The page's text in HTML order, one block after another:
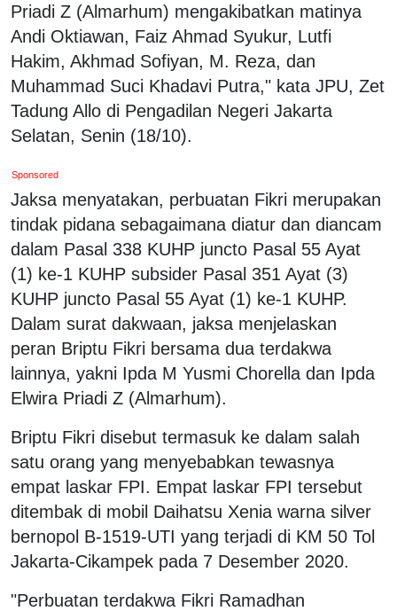
Priadi Z (Almarhum) mengakibatkan matinya
Andi Oktiawan, Faiz Ahmad Syukur, Lutfi
Hakim, Akhmad Sofiyan, M. Reza, dan
Muhammad Suci Khadavi Putra," kata JPU, Zet
Tadung Allo di Pengadilan Negeri Jakarta
Selatan, Senin (18/10).
Sponsored
Jaksa menyatakan, perbuatan Fikri merupakan
tindak pidana sebagaimana diatur dan diancam
dalam Pasal 338 KUHP juncto Pasal 55 Ayat
(1) ke-1 KUHP subsider Pasal 351 Ayat (3)
KUHP juncto Pasal 55 Ayat (1) ke-1 KUHP.
Dalam surat dakwaan, jaksa menjelaskan
peran Briptu Fikri bersama dua terdakwa
lainnya, yakni Ipda M Yusmi Chorella dan Ipda
Elwira Priadi Z (Almarhum).
Briptu Fikri disebut termasuk ke dalam salah
satu orang yang menyebabkan tewasnya
empat laskar FPI. Empat laskar FPI tersebut
ditembak di mobil Daihatsu Xenia warna silver
bernopol B-1519-UTI yang terjadi di KM 50 Tol
Jakarta-Cikampek pada 7 Desember 2020.
"Perbuatan terdakwa Fikri Ramadhan